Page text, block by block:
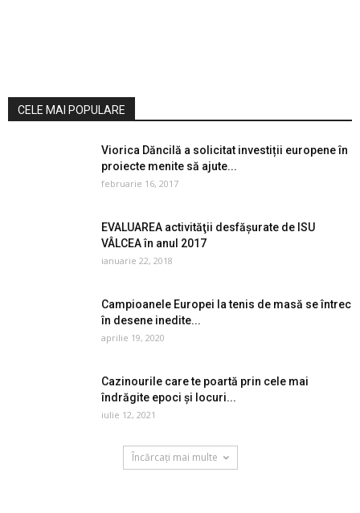
CELE MAI POPULARE
Viorica Dăncilă a solicitat investiții europene în
proiecte menite să ajute...
februarie 16, 2017
EVALUAREA activităţii desfăşurate de ISU
VÂLCEA în anul 2017
ianuarie 22, 2018
Campioanele Europei la tenis de masă se întrec
în desene inedite...
aprilie 19, 2020
Cazinourile care te poartă prin cele mai
îndrăgite epoci și locuri...
iulie 12, 2021
Încărcați mai multe